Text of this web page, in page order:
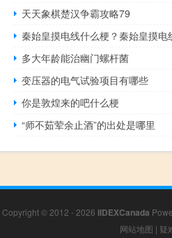
天天象棋楚汉争霸攻略79
秦始皇摸电线什么梗？秦始皇摸电
多大年龄能治幽门螺杆菌
变压器的电气试验项目有哪些
你是敦煌来的吧什么梗
“师不茹荤余止酒”的出处是哪里
Copyright © 2012 - 2026 IIDEXCanada
网站地图 | 疑